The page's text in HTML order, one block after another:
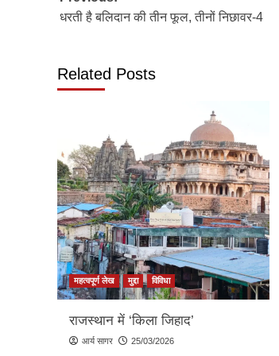
navigation
धरती है बलिदान की तीन फूल, तीनों निछावर-4
Related Posts
महत्वपूर्ण लेख मुद्दा विविधा
राजस्थान में ‘किला जिहाद’
आर्य सागर 25/03/2026